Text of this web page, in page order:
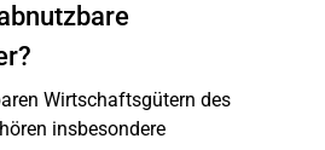
Wirtschaftsgütern des
insbesondere